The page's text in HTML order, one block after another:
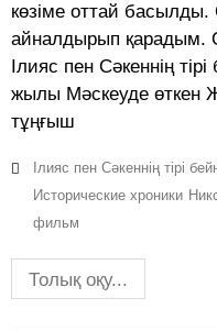
көзіме оттай басылды.
айналдырып қарадым.
Ілияс пен Сәкеннің
жылы Мәскеуде өткен
тұңғыш
Ілияс пен Сәкеннің тірі
Исторические xроники
фильм
Толық оқу...